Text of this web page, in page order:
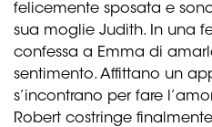
felicemente sposata e
sua moglie Judith. In una
confessa a Emma di
sentimento. Affittano un
s’incontrano per fare
Robert costringe